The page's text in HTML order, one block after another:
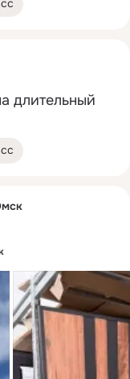
длительный